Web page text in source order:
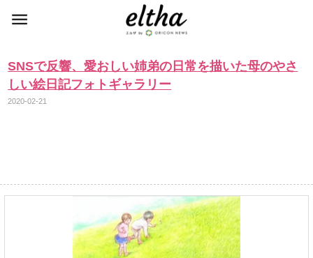
SNSで反響、愛おしい姉弟の日常を描いた母のやさ
しい絵日記フォトギャラリー
2020-02-21